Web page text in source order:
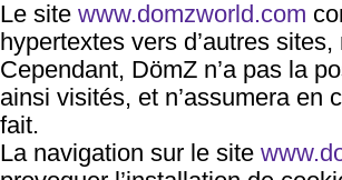
Le site www.domzworld.com
hypertextes vers d’autres
Cependant, DömZ n’a pas la
ainsi visités, et n’assumera en
fait.
La navigation sur le site